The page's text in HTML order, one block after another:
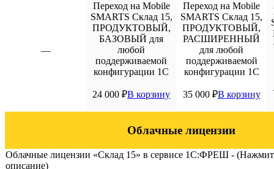
—
Переход на Mobile
SMARTS Склад 15,
ПРОДУКТОВЫЙ,
БАЗОВЫЙ для
любой
поддерживаемой
конфигурации 1С
24 000 ₽В корзину
Переход на Mobile
SMARTS Склад 15,
ПРОДУКТОВЫЙ,
РАСШИРЕННЫЙ
для любой
поддерживаемой
конфигурации 1С
35 000 ₽В корзину
Облачные лицензии
Облачные лицензии «Склад 15» в сервисе 1С:ФРЕШ -
описание)